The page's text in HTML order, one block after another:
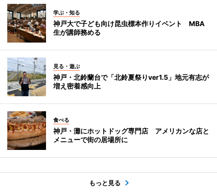
学ぶ・知る
神戸大で子ども向け昆虫標本作りイベント MBA
生が講師務める
見る・遊ぶ
神戸・北鈴蘭台で「北鈴夏祭りver1.5」地元有志が
増え密着感向上
食べる
神戸・灘にホットドッグ専門店 アメリカンな店と
メニューで街の居場所に
もっと見る